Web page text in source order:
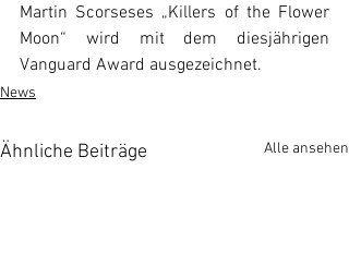
Martin Scorseses „Killers of the Flower
Moon“ wird mit dem diesjährigen
Vanguard Award ausgezeichnet.
News
Ähnliche Beiträge Alle ansehen